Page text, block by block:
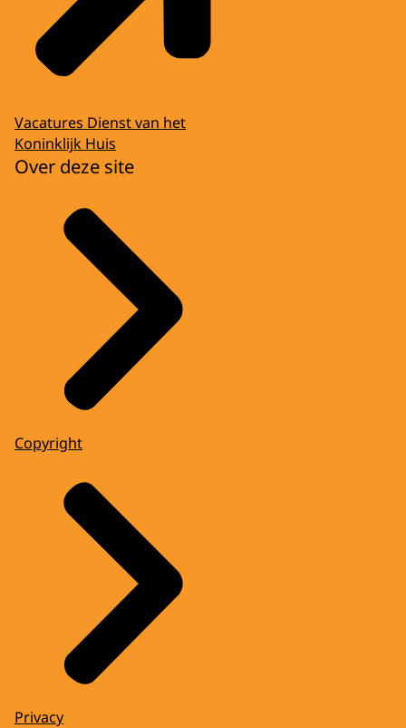
Vacatures Dienst van het
Koninklijk Huis
Over deze site
Copyright
Privacy